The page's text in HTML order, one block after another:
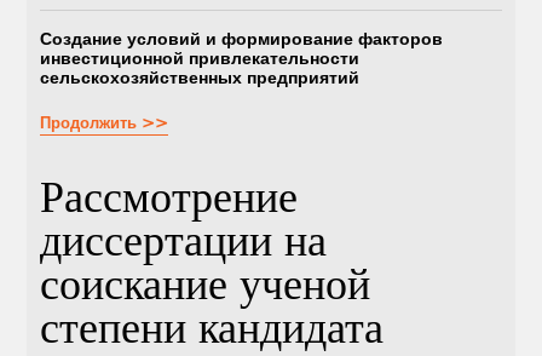
Создание условий и формирование факторов
инвестиционной привлекательности
сельскохозяйственных предприятий
Продолжить >>
Рассмотрение
диссертации на
соискание ученой
степени кандидата